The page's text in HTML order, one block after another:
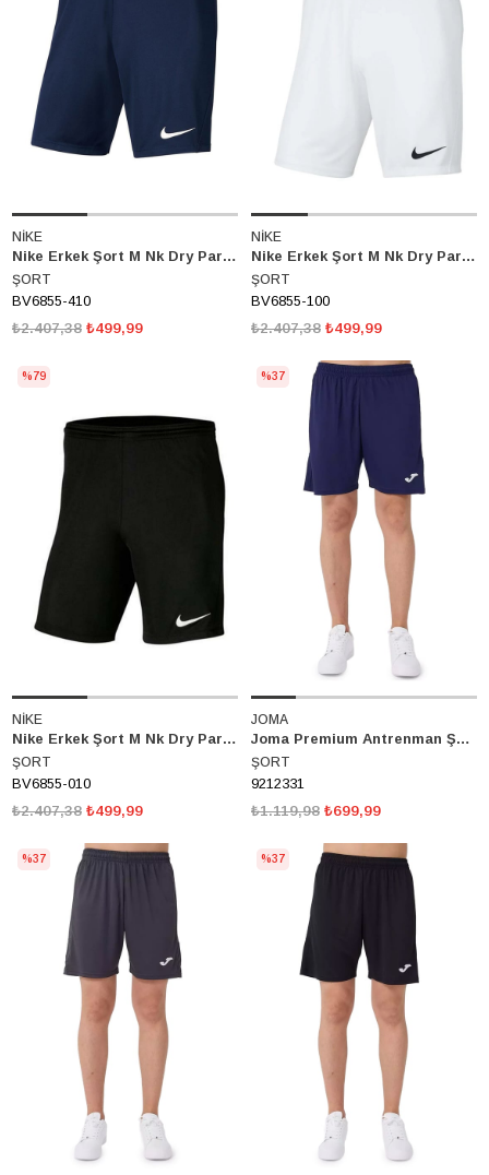
NİKE
Nike Erkek Şort M Nk Dry Park III Nb K Bv6855-410
ŞORT
BV6855-410
₺499,99
₺2.407,38
NİKE
Nike Erkek Şort M Nk Dry Park III Nb K Bv6855-100
ŞORT
BV6855-100
₺499,99
₺2.407,38
NİKE
Nike Erkek Şort M Nk Dry Park III Nb K Bv6855-010
ŞORT
BV6855-010
₺499,99
₺2.407,38
%79
JOMA
Joma Premium Antrenman Şort 9212331
ŞORT
9212331
₺699,99
₺1.119,98
%37
%37 %37